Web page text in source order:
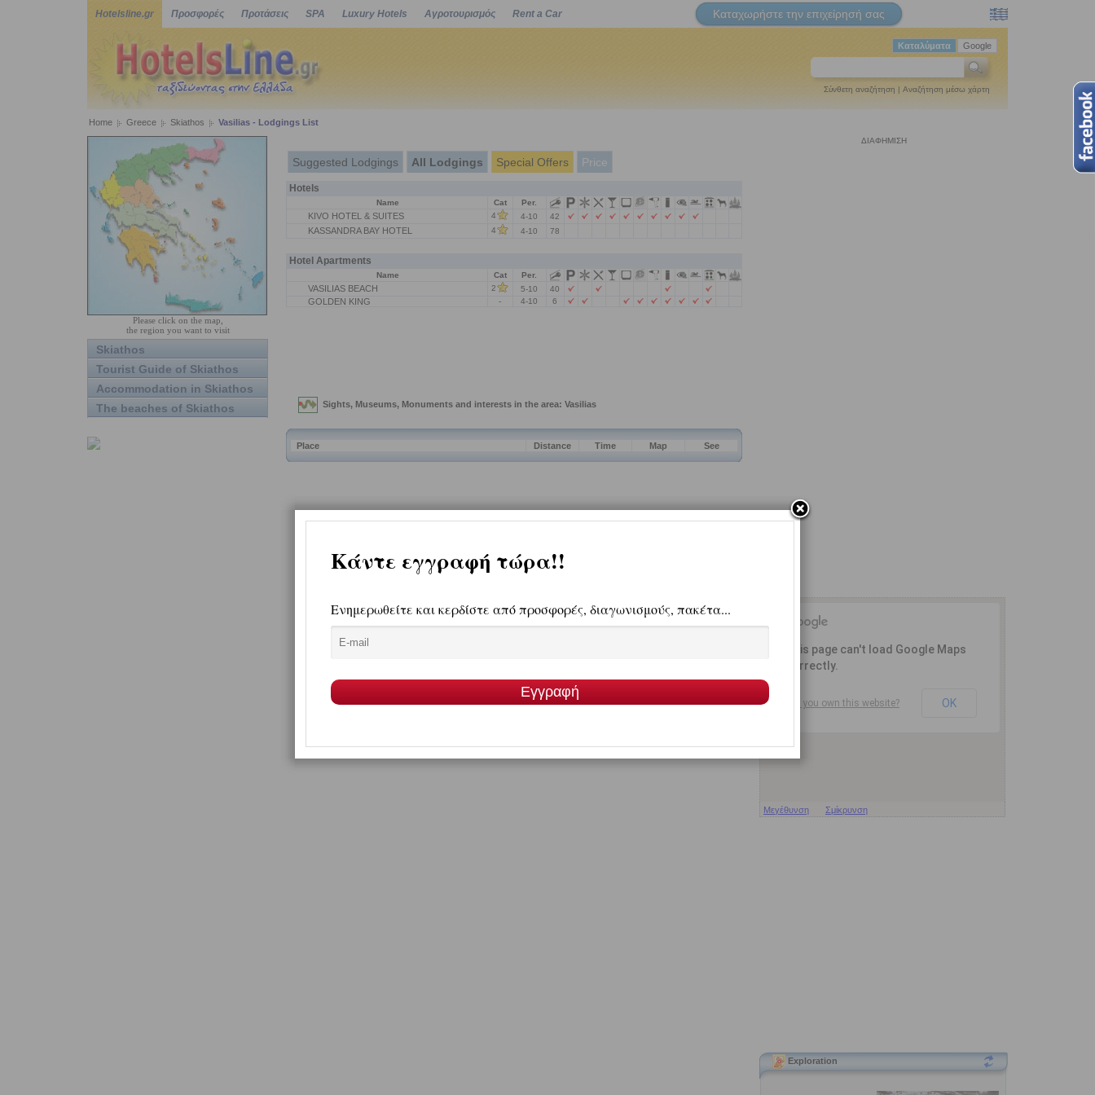
Hotelsline.gr Προσφορές Προτάσεις SPA Luxury Hotels Αγροτουρισμός Rent a Car Καταχωρήστε την επιχείρησή σας
Google
Καταλύματα
Σύνθετη αναζήτηση | Αναζήτηση μέσω χάρτη
Home Greece Skiathos Vasilias - Lodgings List
Please click on the map,
the region you want to visit
Skiathos
Tourist Guide of Skiathos
Accommodation in Skiathos
The beaches of Skiathos
Suggested Lodgings All Lodgings Special Offers Price
Hotels
Name Cat Per.
KIVO HOTEL & SUITES 4 4-10 42
KASSANDRA BAY HOTEL 4 4-10 78
Hotel Apartments
Name Cat Per.
VASILIAS BEACH 2 5-10 40
GOLDEN KING - 4-10 6
ΔΙΑΦΗΜΙΣΗ
Μεγέθυνση Σμίκρυνση
Exploration